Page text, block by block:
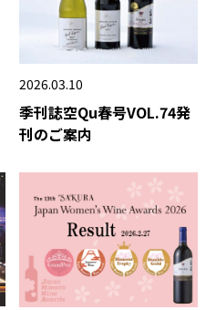
2026.03.10
季刊誌空Qu春号VOL.74発
刊のご案内